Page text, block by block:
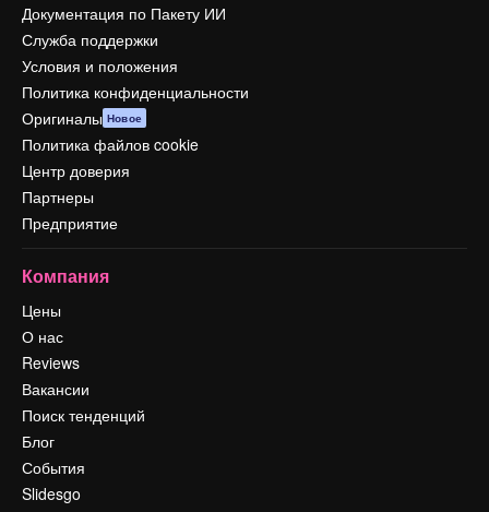
Документация по Пакету ИИ
Служба поддержки
Условия и положения
Политика конфиденциальности
Оригиналы Новое
Политика файлов cookie
Центр доверия
Партнеры
Предприятие
Компания
Цены
О нас
Reviews
Вакансии
Поиск тенденций
Блог
События
Slidesgo